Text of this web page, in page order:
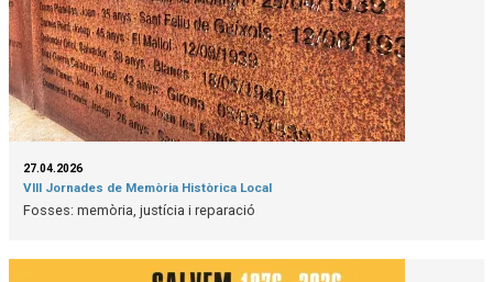
27.04.2026
VIII Jornades de Memòria Històrica Local
Fosses: memòria, justícia i reparació